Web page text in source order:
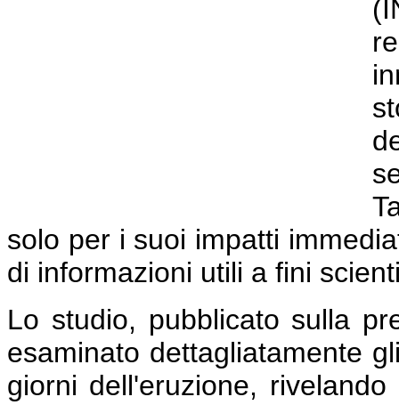
solo per i suoi impatti
di informazioni utili a fini
Lo studio, pubblicato sulla
esaminato dettagliatamente
giorni dell'eruzione,